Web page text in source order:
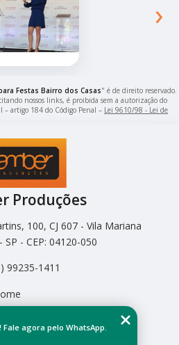
›
Festas Bairro dos Casas" é de direito reservado.
nossos links, é proibida sem a autorização do
artigo 184 do Código Penal – Lei 9610/98 - Lei de
Produções
100, CJ 607 - Vila Mariana
SP - CEP: 04120-050
99235-1411
Fale agora pelo WhatsApp.